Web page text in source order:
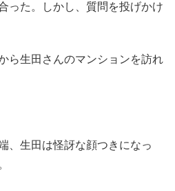
った。しかし、質問を投げかけ
生田さんのマンションを訪れ
、生田は怪訝な顔つきになっ